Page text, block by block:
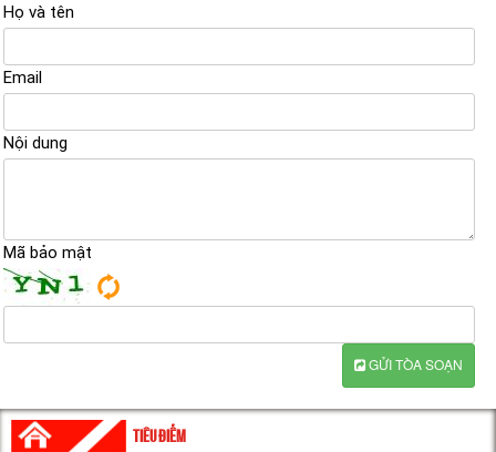
Họ và tên
Email
Nội dung
Mã bảo mật
GỬI TÒA SOẠN
TIÊU ĐIỂM